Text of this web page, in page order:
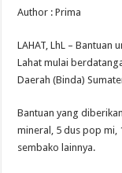
Author : Prima
LAHAT, LhL –
Lahat mulai
Daerah (Binda)
Bantuan yang
mineral, 5 dus pop mi,
sembako lainnya.